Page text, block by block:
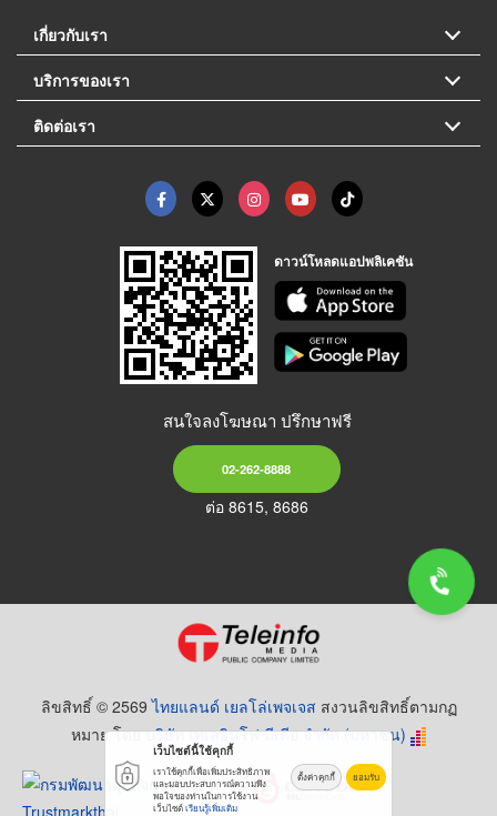
เกี่ยวกับเรา
บริการของเรา
ติดต่อเรา
ดาวน์โหลดแอปพลิเคชัน
สนใจลงโฆษณา ปรึกษาฟรี
02-262-8888
ต่อ 8615, 8686
ลิขสิทธิ์ © 2569ไทยแลนด์ เยลโล่เพจเจส สงวนลิขสิทธิ์ตามกฏ
หมาย โดยบริษัท เทเลอินโฟ มีเดีย จำกัด (มหาชน)
เว็บไซต์นี้ใช้คุกกี้
เราใช้คุกกี้เพื่อเพิ่มประสิทธิภาพ
และมอบประสบการณ์ความพึง
พอใจของท่านในการใช้งาน
เว็บไซต์เรียนรู้เพิ่มเติม
ตั้งค่าคุกกี้ ยอมรับ